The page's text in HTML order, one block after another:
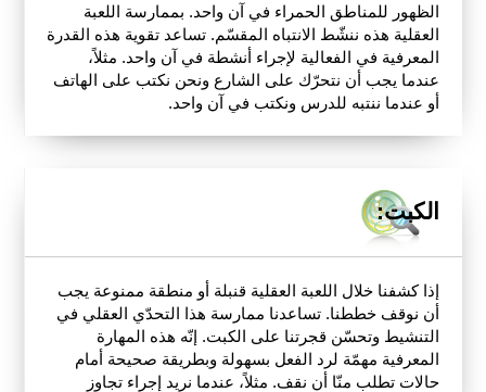
الظهور للمناطق الحمراء في آن واحد. بممارسة اللعبة
العقلية هذه ننشّط الانتباه المقسّم. تساعد تقوية هذه القدرة
المعرفية في الفعالية لإجراء أنشطة في آن واحد. مثلاً،
عندما يجب أن نتحرّك على الشارع ونحن نكتب على الهاتف
أو عندما ننتبه للدرس ونكتب في آن واحد.
الكبت:
إذا كشفنا خلال اللعبة العقلية قنبلة أو منطقة ممنوعة يجب
أن نوقف خططنا. تساعدنا ممارسة هذا التحدّي العقلي في
التنشيط وتحسّن قجرتنا على الكبت. إنّه هذه المهارة
المعرفية مهمّة لرد الفعل بسهولة وبطريقة صحيحة أمام
حالات تطلب منّا أن نقف. مثلاً، عندما نريد إجراء تجاوز